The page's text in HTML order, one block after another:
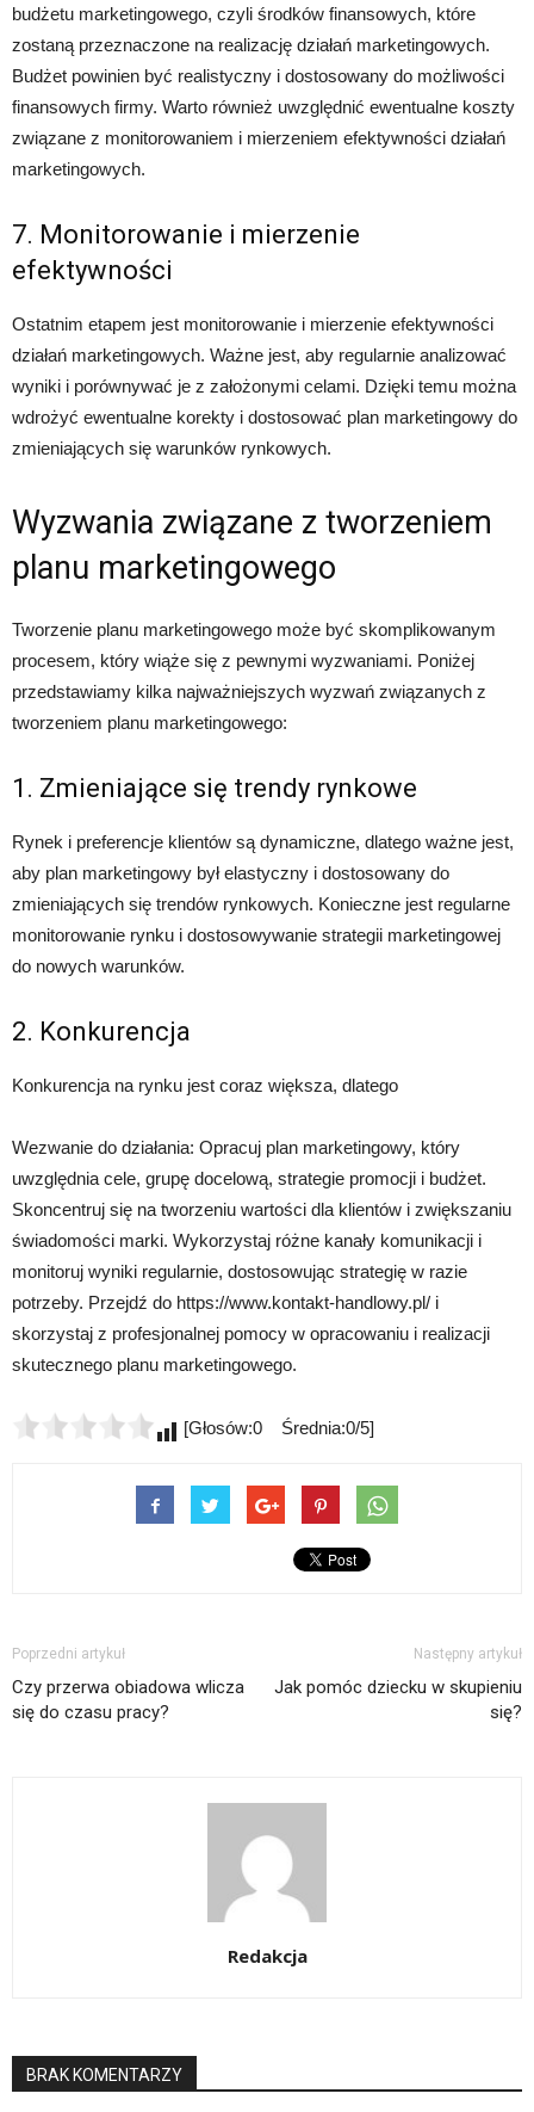
budżetu marketingowego, czyli środków finansowych, które
zostaną przeznaczone na realizację działań marketingowych.
Budżet powinien być realistyczny i dostosowany do możliwości
finansowych firmy. Warto również uwzględnić ewentualne koszty
związane z monitorowaniem i mierzeniem efektywności działań
marketingowych.
7. Monitorowanie i mierzenie
efektywności
Ostatnim etapem jest monitorowanie i mierzenie efektywności
działań marketingowych. Ważne jest, aby regularnie analizować
wyniki i porównywać je z założonymi celami. Dzięki temu można
wdrożyć ewentualne korekty i dostosować plan marketingowy do
zmieniających się warunków rynkowych.
Wyzwania związane z tworzeniem
planu marketingowego
Tworzenie planu marketingowego może być skomplikowanym
procesem, który wiąże się z pewnymi wyzwaniami. Poniżej
przedstawiamy kilka najważniejszych wyzwań związanych z
tworzeniem planu marketingowego:
1. Zmieniające się trendy rynkowe
Rynek i preferencje klientów są dynamiczne, dlatego ważne jest,
aby plan marketingowy był elastyczny i dostosowany do
zmieniających się trendów rynkowych. Konieczne jest regularne
monitorowanie rynku i dostosowywanie strategii marketingowej
do nowych warunków.
2. Konkurencja
Konkurencja na rynku jest coraz większa, dlatego
Wezwanie do działania: Opracuj plan marketingowy, który
uwzględnia cele, grupę docelową, strategie promocji i budżet.
Skoncentruj się na tworzeniu wartości dla klientów i zwiększaniu
świadomości marki. Wykorzystaj różne kanały komunikacji i
monitoruj wyniki regularnie, dostosowując strategię w razie
potrzeby. Przejdź do https://www.kontakt-handlowy.pl/ i
skorzystaj z profesjonalnej pomocy w opracowaniu i realizacji
skutecznego planu marketingowego.
[Głosów:0 Średnia:0/5]
Poprzedni artykuł
Czy przerwa obiadowa wlicza
się do czasu pracy?
Następny artykuł
Jak pomóc dziecku w skupieniu
się?
Redakcja
BRAK KOMENTARZY